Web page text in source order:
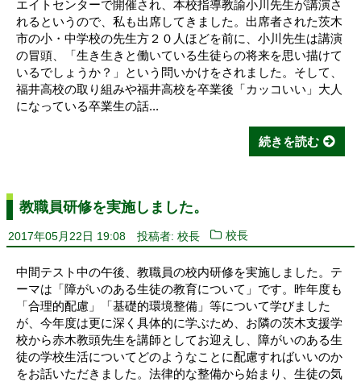
エイトセンターで開催され、本校指導教諭小川先生が講演さ
れるというので、私も出席してきました。出席者された茨木
市の小・中学校の先生方２０人ほどを前に、小川先生は講演
の冒頭、「生き生きと働いている生徒らの将来を思い描けて
いるでしょうか？」という問いかけをされました。そして、
福井高校の取り組みや福井高校を卒業後「カッコいい」大人
になっている卒業生の話...
続きを読む
教職員研修を実施しました。
2017年05月22日 19:08 投稿者: 校長 校長
中間テスト中の午後、教職員の校内研修を実施しました。テ
ーマは「障がいのある生徒の教育について」です。昨年度も
「合理的配慮」「基礎的環境整備」等について学びました
が、今年度は更に深く具体的に学ぶため、お隣の茨木支援学
校から赤木教頭先生を講師としてお迎えし、障がいのある生
徒の学校生活についてどのようなことに配慮すればいいのか
をお話いただきました。法律的な整備から始まり、生徒の気